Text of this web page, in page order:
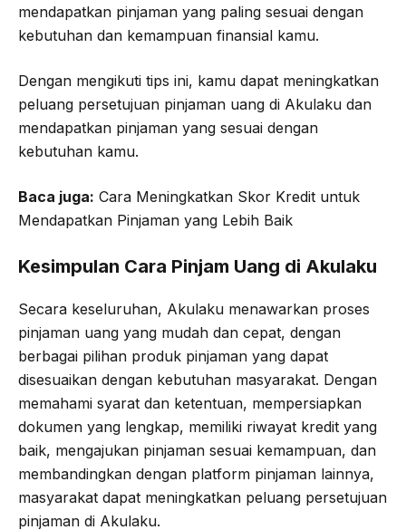
mendapatkan pinjaman yang paling sesuai dengan
kebutuhan dan kemampuan finansial kamu.
Dengan mengikuti tips ini, kamu dapat meningkatkan
peluang persetujuan pinjaman uang di Akulaku dan
mendapatkan pinjaman yang sesuai dengan
kebutuhan kamu.
Baca juga: Cara Meningkatkan Skor Kredit untuk
Mendapatkan Pinjaman yang Lebih Baik
Kesimpulan Cara Pinjam Uang di Akulaku
Secara keseluruhan, Akulaku menawarkan proses
pinjaman uang yang mudah dan cepat, dengan
berbagai pilihan produk pinjaman yang dapat
disesuaikan dengan kebutuhan masyarakat. Dengan
memahami syarat dan ketentuan, mempersiapkan
dokumen yang lengkap, memiliki riwayat kredit yang
baik, mengajukan pinjaman sesuai kemampuan, dan
membandingkan dengan platform pinjaman lainnya,
masyarakat dapat meningkatkan peluang persetujuan
pinjaman di Akulaku.